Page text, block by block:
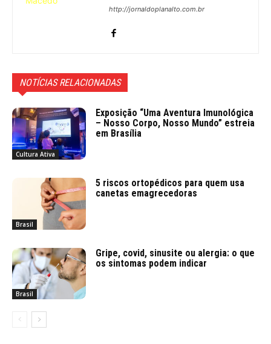
http://jornaldoplanalto.com.br
NOTÍCIAS RELACIONADAS
Cultura Ativa
Exposição “Uma Aventura Imunológica
– Nosso Corpo, Nosso Mundo” estreia
em Brasília
Brasil
5 riscos ortopédicos para quem usa
canetas emagrecedoras
Brasil
Gripe, covid, sinusite ou alergia: o que
os sintomas podem indicar